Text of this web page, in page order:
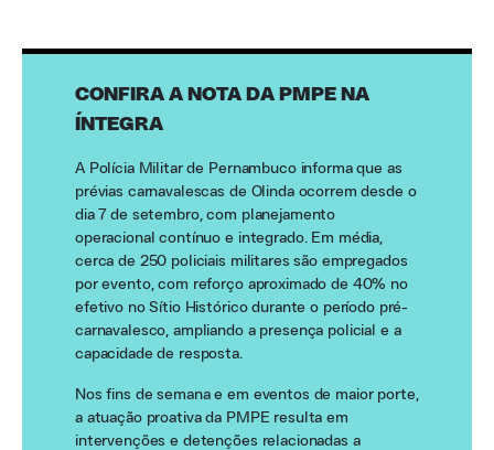
CONFIRA A NOTA DA PMPE NA
ÍNTEGRA
A Polícia Militar de Pernambuco informa que as
prévias carnavalescas de Olinda ocorrem desde o
dia 7 de setembro, com planejamento
operacional contínuo e integrado. Em média,
cerca de 250 policiais militares são empregados
por evento, com reforço aproximado de 40% no
efetivo no Sítio Histórico durante o período pré-
carnavalesco, ampliando a presença policial e a
capacidade de resposta.
Nos fins de semana e em eventos de maior porte,
a atuação proativa da PMPE resulta em
intervenções e detenções relacionadas a